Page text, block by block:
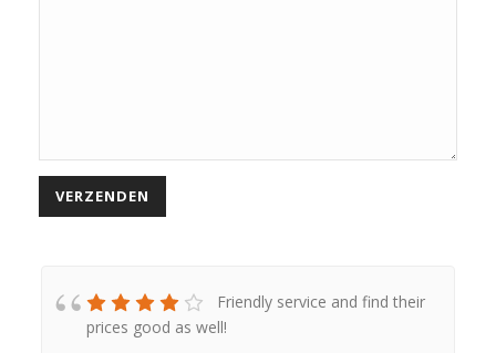
Friendly service and find their
prices good as well!